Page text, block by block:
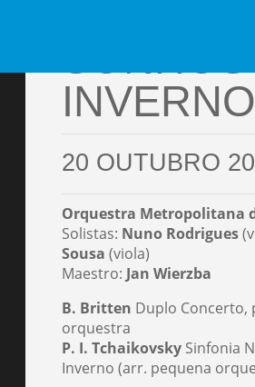
20 OUTUBRO
Orquestra Metropolitana
Solistas: Nuno Rodrigues
Sousa (viola)
Maestro: Jan Wierzba
B. Britten Duplo Concerto,
orquestra
P. I. Tchaikovsky Sinfonia
Inverno (arr. pequena